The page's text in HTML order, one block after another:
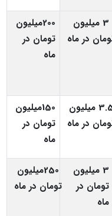
3 میلیون
در ماه
200میلیون
تومان در
ماه
3.5 میلیون
در ماه
150میلیون
تومان در
ماه
3 میلیون
تومان در
ماه
250میلیون
تومان در ماه